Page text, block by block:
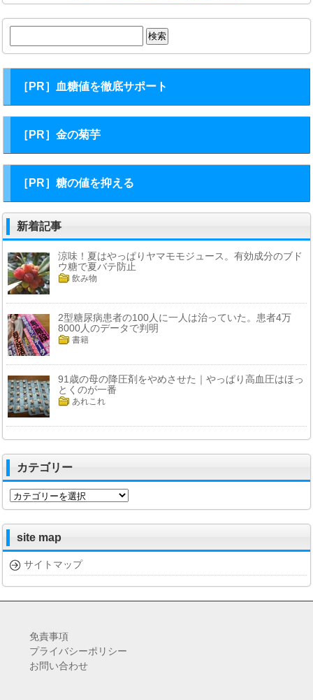
索:
［PR］血糖値を徹底サポート
［PR］金の菊芋
［PR］糖の値を抑える
新着記事
涼味！夏はやっぱりヤマモモジュース。有効成分のブド
ウ糖で夏バテ防止
飲み物
2型糖尿病患者の100人に一人は治っていた。患者4万
8000人のデータで判明
書籍
91歳の母の降圧剤をやめさせた｜やっぱり高血圧はほっ
とくのが一番
あれこれ
カテゴリー
カ
テ
リ
ー
site map
サイトマップ
免責事項
プライバシーポリシー
お問い合わせ